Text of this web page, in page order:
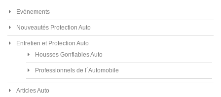
Evénements
Nouveautés Protection Auto
Entretien et Protection Auto
Housses Gonflables Auto
Professionnels de l´Automobile
Articles Auto